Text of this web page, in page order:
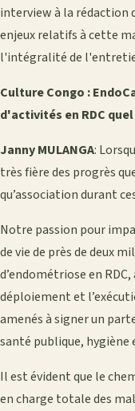
interview à la rédaction
enjeux relatifs à cette
l'intégralité de
Culture Congo :
d'activités en RDC
Janny MULANGA:
très fière des progrès
qu’association durant
Notre passion pour
de vie de près de deux
d’endométriose en
déploiement et
amenés à signer un
santé publique, hygiène
Il est évident que le
en charge totale des